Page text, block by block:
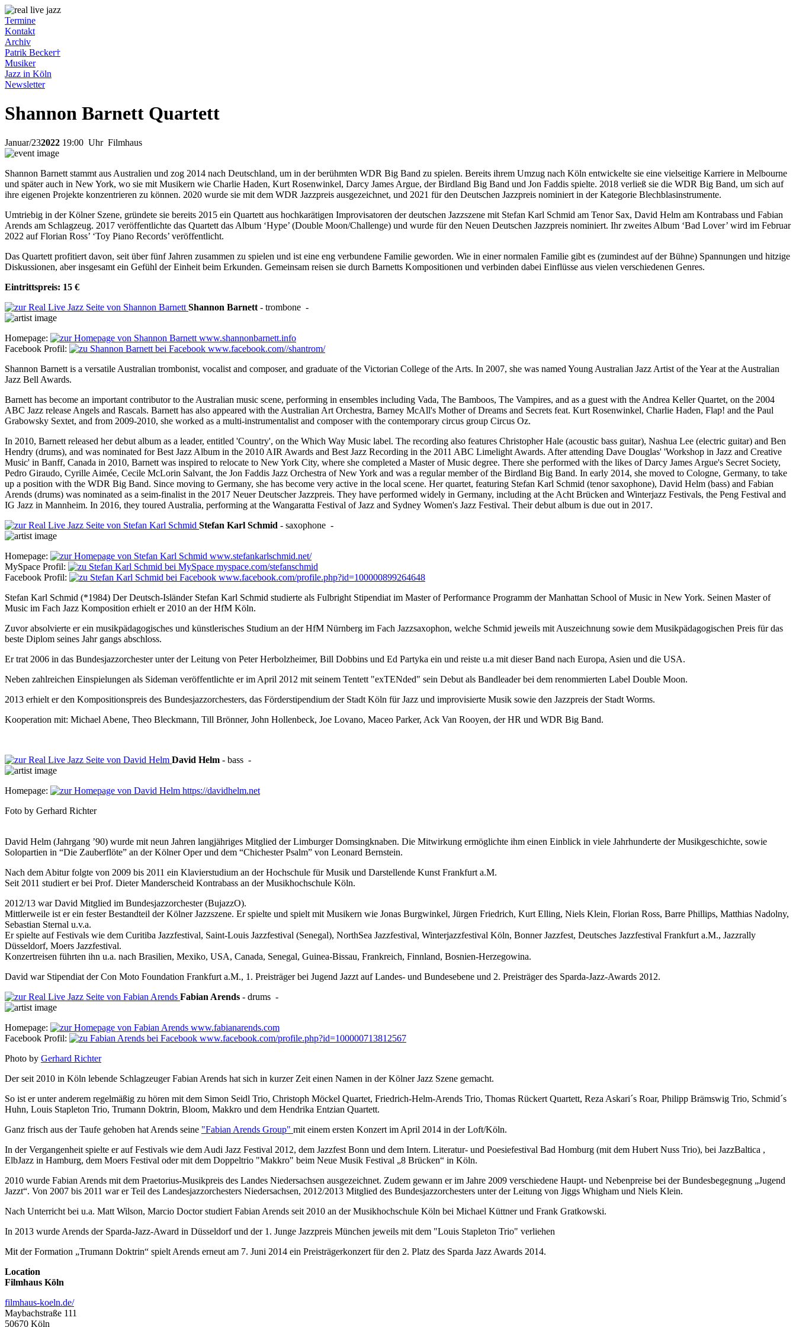
Termine
Kontakt
Archiv
Patrik Becker†
Musiker
Jazz in Köln
Newsletter
Shannon Barnett Quartett
Januar/232022 19:00 Uhr Filmhaus
Shannon Barnett stammt aus Australien und zog 2014 nach Deutschland, um in der berühmten WDR Big Band zu spielen. Bereits ihrem Umzug nach Köln entwickelte sie eine vielseitige Karriere in Melbourne
und später auch in New York, wo sie mit Musikern wie Charlie Haden, Kurt Rosenwinkel, Darcy James Argue, der Birdland Big Band und Jon Faddis spielte. 2018 verließ sie die WDR Big Band, um sich auf
ihre eigenen Projekte konzentrieren zu können. 2020 wurde sie mit dem WDR Jazzpreis ausgezeichnet, und 2021 für den Deutschen Jazzpreis nominiert in der Kategorie Blechblasinstrumente.
Umtriebig in der Kölner Szene, gründete sie bereits 2015 ein Quartett aus hochkarätigen Improvisatoren der deutschen Jazzszene mit Stefan Karl Schmid am Tenor Sax, David Helm am Kontrabass und Fabian
Arends am Schlagzeug. 2017 veröffentlichte das Quartett das Album ‘Hype’ (Double Moon/Challenge) und wurde für den Neuen Deutschen Jazzpreis nominiert. Ihr zweites Album ‘Bad Lover’ wird im Februar
2022 auf Florian Ross’ ‘Toy Piano Records’ veröffentlicht.
Das Quartett profitiert davon, seit über fünf Jahren zusammen zu spielen und ist eine eng verbundene Familie geworden. Wie in einer normalen Familie gibt es (zumindest auf der Bühne) Spannungen und hitzige
Diskussionen, aber insgesamt ein Gefühl der Einheit beim Erkunden. Gemeinsam reisen sie durch Barnetts Kompositionen und verbinden dabei Einflüsse aus vielen verschiedenen Genres.
Eintrittspreis: 15 €
Shannon Barnett - trombone -
Homepage:
www.shannonbarnett.info
Facebook Profil:
www.facebook.com//shantrom/
Shannon Barnett is a versatile Australian trombonist, vocalist and composer, and graduate of the Victorian College of the Arts. In 2007, she was named Young Australian Jazz Artist of the Year at the Australian
Jazz Bell Awards.
Barnett has become an important contributor to the Australian music scene, performing in ensembles including Vada, The Bamboos, The Vampires, and as a guest with the Andrea Keller Quartet, on the 2004
ABC Jazz release Angels and Rascals. Barnett has also appeared with the Australian Art Orchestra, Barney McAll's Mother of Dreams and Secrets feat. Kurt Rosenwinkel, Charlie Haden, Flap! and the Paul
Grabowsky Sextet, and from 2009-2010, she worked as a multi-instrumentalist and composer with the contemporary circus group Circus Oz.
In 2010, Barnett released her debut album as a leader, entitled 'Country', on the Which Way Music label. The recording also features Christopher Hale (acoustic bass guitar), Nashua Lee (electric guitar) and Ben
Hendry (drums), and was nominated for Best Jazz Album in the 2010 AIR Awards and Best Jazz Recording in the 2011 ABC Limelight Awards. After attending Dave Douglas' 'Workshop in Jazz and Creative
Music' in Banff, Canada in 2010, Barnett was inspired to relocate to New York City, where she completed a Master of Music degree. There she performed with the likes of Darcy James Argue's Secret Society,
Pedro Giraudo, Cyrille Aimée, Cecile McLorin Salvant, the Jon Faddis Jazz Orchestra of New York and was a regular member of the Birdland Big Band. In early 2014, she moved to Cologne, Germany, to take
up a position with the WDR Big Band. Since moving to Germany, she has become very active in the local scene. Her quartet, featuring Stefan Karl Schmid (tenor saxophone), David Helm (bass) and Fabian
Arends (drums) was nominated as a seim-finalist in the 2017 Neuer Deutscher Jazzpreis. They have performed widely in Germany, including at the Acht Brücken and Winterjazz Festivals, the Peng Festival and
IG Jazz in Mannheim. In 2016, they toured Australia, performing at the Wangaratta Festival of Jazz and Sydney Women's Jazz Festival. Their debut album is due out in 2017.
Stefan Karl Schmid - saxophone -
Homepage:
www.stefankarlschmid.net/
MySpace Profil:
myspace.com/stefanschmid
Facebook Profil:
www.facebook.com/profile.php?id=100000899264648
Stefan Karl Schmid (*1984) Der Deutsch-Isländer Stefan Karl Schmid studierte als Fulbright Stipendiat im Master of Performance Programm der Manhattan School of Music in New York. Seinen Master of
Music im Fach Jazz Komposition erhielt er 2010 an der HfM Köln.
Zuvor absolvierte er ein musikpädagogisches und künstlerisches Studium an der HfM Nürnberg im Fach Jazzsaxophon, welche Schmid jeweils mit Auszeichnung sowie dem Musikpädagogischen Preis für das
beste Diplom seines Jahr gangs abschloss.
Er trat 2006 in das Bundesjazzorchester unter der Leitung von Peter Herbolzheimer, Bill Dobbins und Ed Partyka ein und reiste u.a mit dieser Band nach Europa, Asien und die USA.
Neben zahlreichen Einspielungen als Sideman veröffentlichte er im April 2012 mit seinem Tentett "exTENded" sein Debut als Bandleader bei dem renommierten Label Double Moon.
2013 erhielt er den Kompositionspreis des Bundesjazzorchesters, das Förderstipendium der Stadt Köln für Jazz und improvisierte Musik sowie den Jazzpreis der Stadt Worms.
Kooperation mit: Michael Abene, Theo Bleckmann, Till Brönner, John Hollenbeck, Joe Lovano, Maceo Parker, Ack Van Rooyen, der HR und WDR Big Band.
David Helm - bass -
Homepage:
https://davidhelm.net
Foto by Gerhard Richter
David Helm (Jahrgang ’90) wurde mit neun Jahren langjähriges Mitglied der Limburger Domsingknaben. Die Mitwirkung ermöglichte ihm einen Einblick in viele Jahrhunderte der Musikgeschichte, sowie
Solopartien in “Die Zauberflöte” an der Kölner Oper und dem “Chichester Psalm” von Leonard Bernstein.
Nach dem Abitur folgte von 2009 bis 2011 ein Klavierstudium an der Hochschule für Musik und Darstellende Kunst Frankfurt a.M.
Seit 2011 studiert er bei Prof. Dieter Manderscheid Kontrabass an der Musikhochschule Köln.
2012/13 war David Mitglied im Bundesjazzorchester (BujazzO).
Mittlerweile ist er ein fester Bestandteil der Kölner Jazzszene. Er spielte und spielt mit Musikern wie Jonas Burgwinkel, Jürgen Friedrich, Kurt Elling, Niels Klein, Florian Ross, Barre Phillips, Matthias Nadolny,
Sebastian Sternal u.v.a.
Er spielte auf Festivals wie dem Curitiba Jazzfestival, Saint-Louis Jazzfestival (Senegal), NorthSea Jazzfestival, Winterjazzfestival Köln, Bonner Jazzfest, Deutsches Jazzfestival Frankfurt a.M., Jazzrally
Düsseldorf, Moers Jazzfestival.
Konzertreisen führten ihn u.a. nach Brasilien, Mexiko, USA, Canada, Senegal, Guinea-Bissau, Frankreich, Finnland, Bosnien-Herzegowina.
David war Stipendiat der Con Moto Foundation Frankfurt a.M., 1. Preisträger bei Jugend Jazzt auf Landes- und Bundesebene und 2. Preisträger des Sparda-Jazz-Awards 2012.
Fabian Arends - drums -
Homepage:
www.fabianarends.com
Facebook Profil:
www.facebook.com/profile.php?id=100000713812567
Photo by Gerhard Richter
Der seit 2010 in Köln lebende Schlagzeuger Fabian Arends hat sich in kurzer Zeit einen Namen in der Kölner Jazz Szene gemacht.
So ist er unter anderem regelmäßig zu hören mit dem Simon Seidl Trio, Christoph Möckel Quartet, Friedrich-Helm-Arends Trio, Thomas Rückert Quartett, Reza Askari´s Roar, Philipp Brämswig Trio, Schmid´s
Huhn, Louis Stapleton Trio, Trumann Doktrin, Bloom, Makkro und dem Hendrika Entzian Quartett.
Ganz frisch aus der Taufe gehoben hat Arends seine "Fabian Arends Group" mit einem ersten Konzert im April 2014 in der Loft/Köln.
In der Vergangenheit spielte er auf Festivals wie dem Audi Jazz Festival 2012, dem Jazzfest Bonn und dem Intern. Literatur- und Poesiefestival Bad Homburg (mit dem Hubert Nuss Trio), bei JazzBaltica ,
ElbJazz in Hamburg, dem Moers Festival oder mit dem Doppeltrio "Makkro" beim Neue Musik Festival „8 Brücken“ in Köln.
2010 wurde Fabian Arends mit dem Praetorius-Musikpreis des Landes Niedersachsen ausgezeichnet. Zudem gewann er im Jahre 2009 verschiedene Haupt- und Nebenpreise bei der Bundesbegegnung „Jugend
Jazzt“. Von 2007 bis 2011 war er Teil des Landesjazzorchesters Niedersachsen, 2012/2013 Mitglied des Bundesjazzorchesters unter der Leitung von Jiggs Whigham und Niels Klein.
Nach Unterricht bei u.a. Matt Wilson, Marcio Doctor studiert Fabian Arends seit 2010 an der Musikhochschule Köln bei Michael Küttner und Frank Gratkowski.
In 2013 wurde Arends der Sparda-Jazz-Award in Düsseldorf und der 1. Junge Jazzpreis München jeweils mit dem "Louis Stapleton Trio" verliehen
Mit der Formation „Trumann Doktrin“ spielt Arends erneut am 7. Juni 2014 ein Preisträgerkonzert für den 2. Platz des Sparda Jazz Awards 2014.
Location
Filmhaus Köln
filmhaus-koeln.de/
Maybachstraße 111
50670 Köln